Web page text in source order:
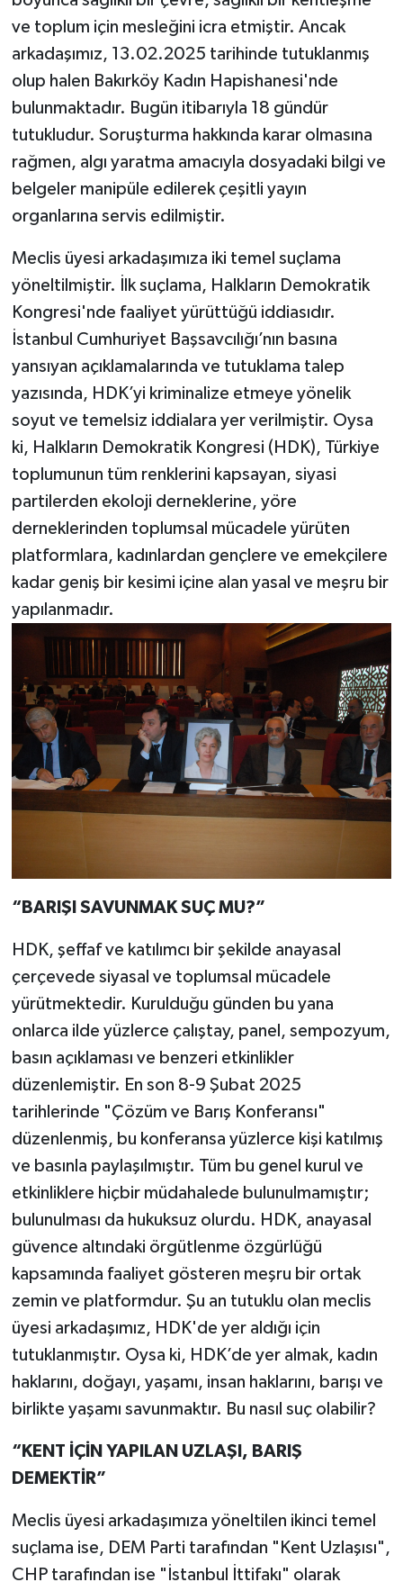
ve toplum için mesleğini icra etmiştir. Ancak
arkadaşımız, 13.02.2025 tarihinde tutuklanmış
olup halen Bakırköy Kadın Hapishanesi'nde
bulunmaktadır. Bugün itibarıyla 18 gündür
tutukludur. Soruşturma hakkında karar olmasına
rağmen, algı yaratma amacıyla dosyadaki bilgi ve
belgeler manipüle edilerek çeşitli yayın
organlarına servis edilmiştir.
Meclis üyesi arkadaşımıza iki temel suçlama
yöneltilmiştir. İlk suçlama, Halkların Demokratik
Kongresi'nde faaliyet yürüttüğü iddiasıdır.
İstanbul Cumhuriyet Başsavcılığı’nın basına
yansıyan açıklamalarında ve tutuklama talep
yazısında, HDK’yi kriminalize etmeye yönelik
soyut ve temelsiz iddialara yer verilmiştir. Oysa
ki, Halkların Demokratik Kongresi (HDK), Türkiye
toplumunun tüm renklerini kapsayan, siyasi
partilerden ekoloji derneklerine, yöre
derneklerinden toplumsal mücadele yürüten
platformlara, kadınlardan gençlere ve emekçilere
kadar geniş bir kesimi içine alan yasal ve meşru bir
yapılanmadır.
“BARIŞI SAVUNMAK SUÇ MU?”
HDK, şeffaf ve katılımcı bir şekilde anayasal
çerçevede siyasal ve toplumsal mücadele
yürütmektedir. Kurulduğu günden bu yana
onlarca ilde yüzlerce çalıştay, panel, sempozyum,
basın açıklaması ve benzeri etkinlikler
düzenlemiştir. En son 8-9 Şubat 2025
tarihlerinde "Çözüm ve Barış Konferansı"
düzenlenmiş, bu konferansa yüzlerce kişi katılmış
ve basınla paylaşılmıştır. Tüm bu genel kurul ve
etkinliklere hiçbir müdahalede bulunulmamıştır;
bulunulması da hukuksuz olurdu. HDK, anayasal
güvence altındaki örgütlenme özgürlüğü
kapsamında faaliyet gösteren meşru bir ortak
zemin ve platformdur. Şu an tutuklu olan meclis
üyesi arkadaşımız, HDK'de yer aldığı için
tutuklanmıştır. Oysa ki, HDK’de yer almak, kadın
haklarını, doğayı, yaşamı, insan haklarını, barışı ve
birlikte yaşamı savunmaktır. Bu nasıl suç olabilir?
“KENT İÇİN YAPILAN UZLAŞI, BARIŞ
DEMEKTİR”
Meclis üyesi arkadaşımıza yöneltilen ikinci temel
suçlama ise, DEM Parti tarafından "Kent Uzlaşısı",
CHP tarafından ise "İstanbul İttifakı" olarak